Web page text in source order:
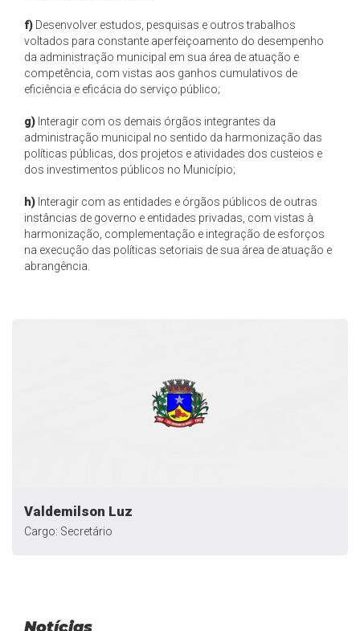
f) Desenvolver estudos, pesquisas e outros trabalhos
voltados para constante aperfeiçoamento do desempenho
da administração municipal em sua área de atuação e
competência, com vistas aos ganhos cumulativos de
eficiência e eficácia do serviço público;
g) Interagir com os demais órgãos integrantes da
administração municipal no sentido da harmonização das
políticas públicas, dos projetos e atividades dos custeios e
dos investimentos públicos no Município;
h) Interagir com as entidades e órgãos públicos de outras
instâncias de governo e entidades privadas, com vistas à
harmonização, complementação e integração de esforços
na execução das políticas setoriais de sua área de atuação e
abrangência.
Valdemilson Luz
Cargo: Secretário